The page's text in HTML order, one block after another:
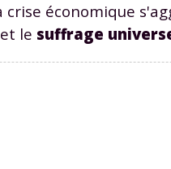
économique
le suffrage